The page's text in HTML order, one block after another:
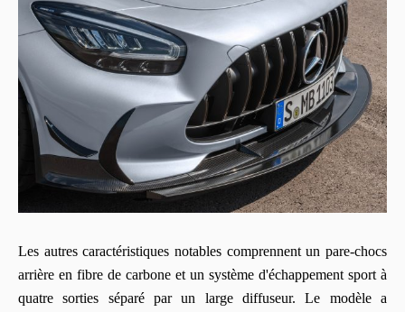
Les autres caractéristiques notables comprennent un pare-chocs
arrière en fibre de carbone et un système d'échappement sport à
quatre sorties séparé par un large diffuseur. Le modèle a